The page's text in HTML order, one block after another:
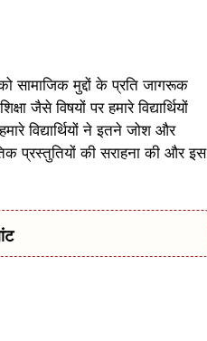
सामाजिक मुद्दों के प्रति जागरूक
जैसे विषयों पर हमारे विद्यार्थियों
विद्यार्थियों ने इतने जोश और
प्रस्तुतियों की सराहना की और इस